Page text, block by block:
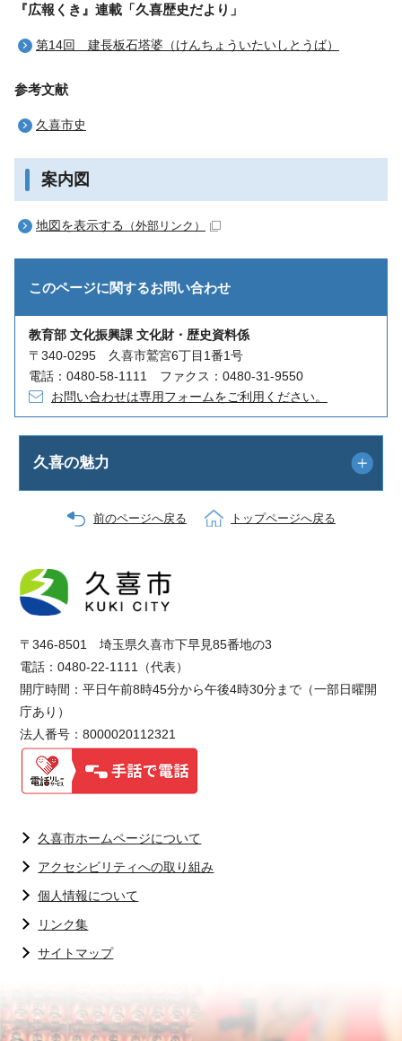
『広報くき』連載「久喜歴史だより」
第14回 建長板石塔婆（けんちょういたいしとうば）
参考文献
久喜市史
案内図
地図を表示する （外部リンク）
このページに関するお問い合わせ
教育部 文化振興課 文化財・歴史資料係
〒340-0295 久喜市鷲宮6丁目1番1号
電話：0480-58-1111 ファクス：0480-31-9550
お問い合わせは専用フォームをご利用ください。
久喜の魅力
前のページへ戻る トップページへ戻る
〒346-8501 埼玉県久喜市下早見85番地の3
電話：0480-22-1111（代表）
開庁時間：平日午前8時45分から午後4時30分まで（一部日曜開
庁あり）
法人番号：8000020112321
久喜市ホームページについて
アクセシビリティへの取り組み
個人情報について
リンク集
サイトマップ